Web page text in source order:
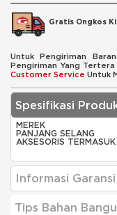
Gratis Ongkos
Untuk Pengiriman
Pengiriman Yang Tertera
Customer Service Untuk
Spesifikasi
MEREK
PANJANG SELANG
AKSESORIS TERMASUK
Informasi Garansi
Tips Bahan